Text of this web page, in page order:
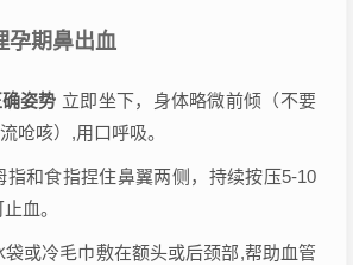
孕期鼻出血
姿势 立即坐下，身体略微前倾（不要
呛咳）,用口呼吸。
指和食指捏住鼻翼两侧，持续按压5-10
血。
袋或冷毛巾敷在额头或后颈部,帮助血管